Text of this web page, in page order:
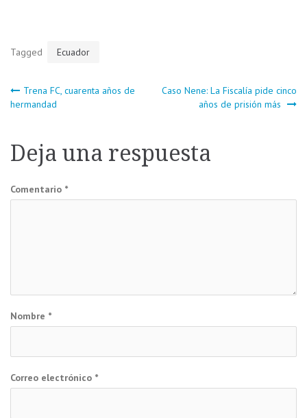
Tagged Ecuador
Navegación
entradas
Trena FC, cuarenta años de
hermandad
Caso Nene: La Fiscalía pide cinco
años de prisión más
Deja una respuesta
Comentario *
Nombre *
Correo electrónico *